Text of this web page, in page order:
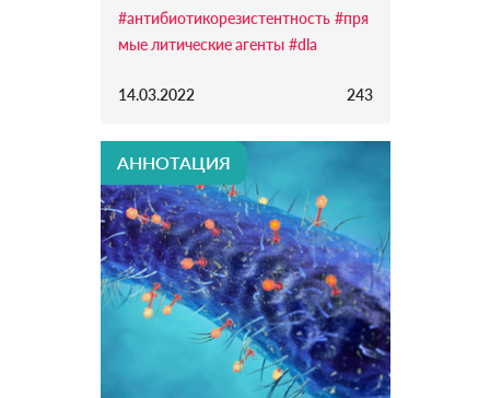
#антибиотикорезистентность #пря
мые литические агенты #dla
14.03.2022 243
АННОТАЦИЯ